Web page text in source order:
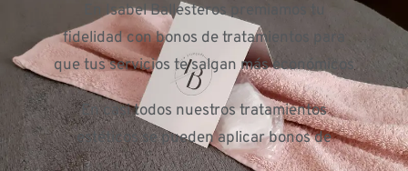
En Isabel Ballesteros premiamos tu
fidelidad con bonos de tratamientos para
que tus servicios te salgan más económicos
En casi todos nuestros tratamientos
estéticos se pueden aplicar bonos de